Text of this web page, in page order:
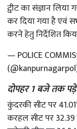
ट्वीट का संज्ञान
कर दिया गया है एवं
करने हेतु निर्देशित
— POLICE
दोपहर 1 बजे तक
कुंदरकी सीट पर
करहल सीट पर 32.39